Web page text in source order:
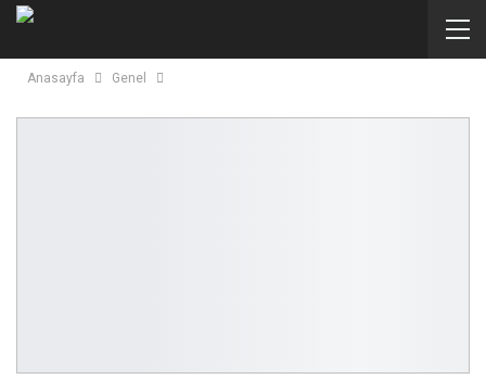
Anasayfa Genel